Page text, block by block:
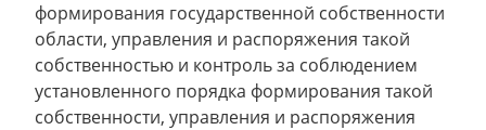
формирования государственной собственности
области, управления и распоряжения такой
собственностью и контроль за соблюдением
установленного порядка формирования такой
собственности, управления и распоряжения